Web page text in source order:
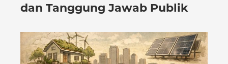
dan Tanggung Jawab Publik